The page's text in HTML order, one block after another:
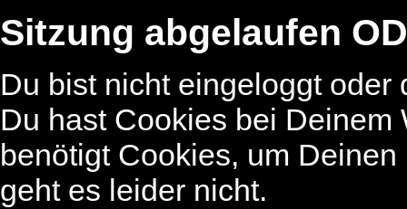
Sitzung abgelaufen
Du bist nicht eingeloggt
Du hast Cookies bei
benötigt Cookies, um
geht es leider nicht.